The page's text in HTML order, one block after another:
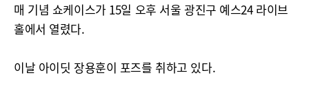
매 기념 쇼케이스가 15일 오후 서울 광진구 예스24 라이브
홀에서 열렸다.
이날 아이딧 장용훈이 포즈를 취하고 있다.